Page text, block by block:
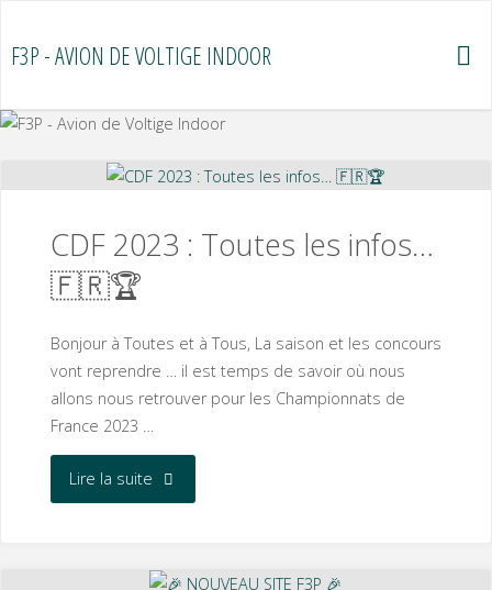
content
F3P - AVION DE VOLTIGE INDOOR
CDF 2023 : Toutes les infos…
🇫🇷🏆
Bonjour à Toutes et à Tous, La saison et les concours
vont reprendre … il est temps de savoir où nous
allons nous retrouver pour les Championnats de
France 2023 …
Lire la suite"CDF
: